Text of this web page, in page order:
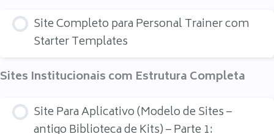
Site Completo para Personal Trainer com
Starter Templates
Sites Institucionais com Estrutura Completa
Site Para Aplicativo (Modelo de Sites –